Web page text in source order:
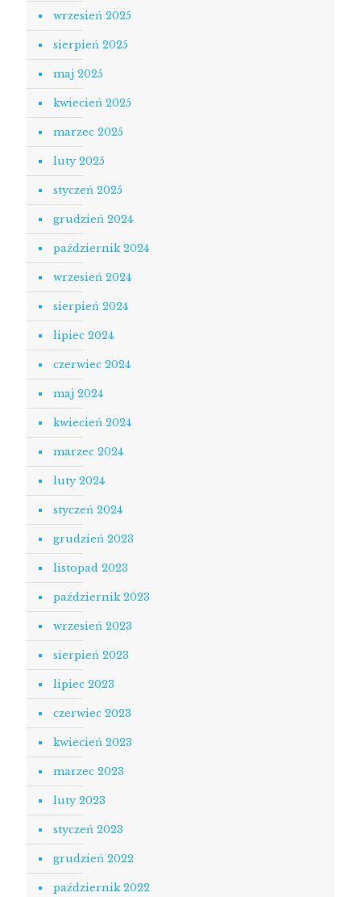
wrzesień 2025
sierpień 2025
maj 2025
kwiecień 2025
marzec 2025
luty 2025
styczeń 2025
grudzień 2024
październik 2024
wrzesień 2024
sierpień 2024
lipiec 2024
czerwiec 2024
maj 2024
kwiecień 2024
marzec 2024
luty 2024
styczeń 2024
grudzień 2023
listopad 2023
październik 2023
wrzesień 2023
sierpień 2023
lipiec 2023
czerwiec 2023
kwiecień 2023
marzec 2023
luty 2023
styczeń 2023
grudzień 2022
październik 2022